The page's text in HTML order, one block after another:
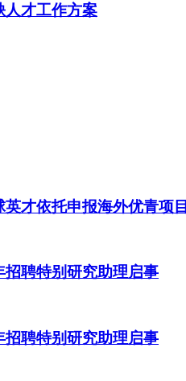
人才工作方案
才依托申报海外优青项目
招聘特别研究助理启事
招聘特别研究助理启事